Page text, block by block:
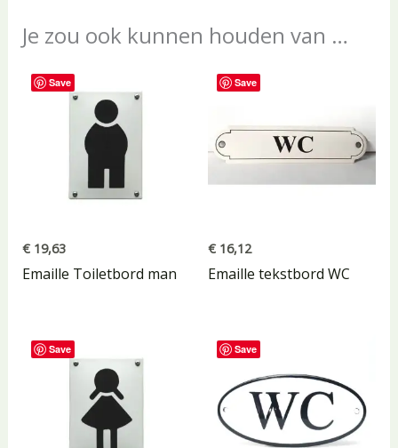
Je zou ook kunnen houden van …
Save
€19,63
Emaille Toiletbord man
Save
€ 16,12
Emaille tekstbord WC
Save Save